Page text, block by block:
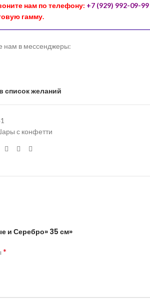
нам по телефону: +7 (929) 992-09-99
гамму.
нам в мессенджеры:
список желаний
с конфетти
и Серебро» 35 см»
*